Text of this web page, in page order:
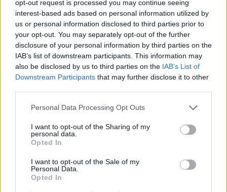
opt-out request is processed you may continue seeing
interest-based ads based on personal information utilized by
us or personal information disclosed to third parties prior to
your opt-out. You may separately opt-out of the further
disclosure of your personal information by third parties on the
IAB’s list of downstream participants. This information may
also be disclosed by us to third parties on the IAB’s List of
Downstream Participants that may further disclose it to other
Personal Data Processing Opt Outs
I want to opt-out of the Sharing of my
personal data.
Opted In
I want to opt-out of the Sale of my
Personal Data.
Opted In
*schokolade61*
Lebende Forenlegende
Rommee spielen.........S
17 April 2026
thriftshop
Lebende Forenlegende
Schach.........T